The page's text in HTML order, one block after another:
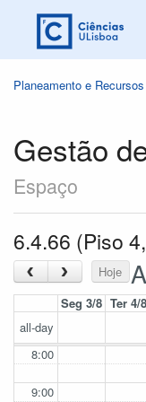
Planeamento e Recursos
Gestão
Espaço
6.4.66 (Piso
‹ › Hoje
Seg 3/8 Ter 4/8
all-day
8:00
9:00